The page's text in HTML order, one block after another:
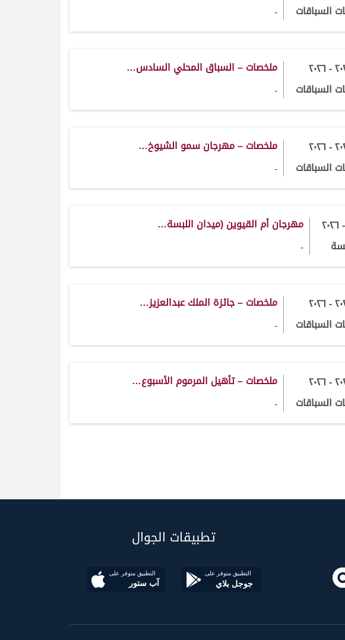
السباقات
-
السباقات
ملخصات – السباق المحلي السادس…
-
السباقات
ملخصات – مهرجان سمو الشيوخ…
-
مهرجان أم القيوين (ميدان اللبسة…
-
السباقات
ملخصات – جائزة الملك عبدالعزيز…
-
السباقات
ملخصات – تأهيل المرموم الأسبوع…
-
تطبيقات الجوال